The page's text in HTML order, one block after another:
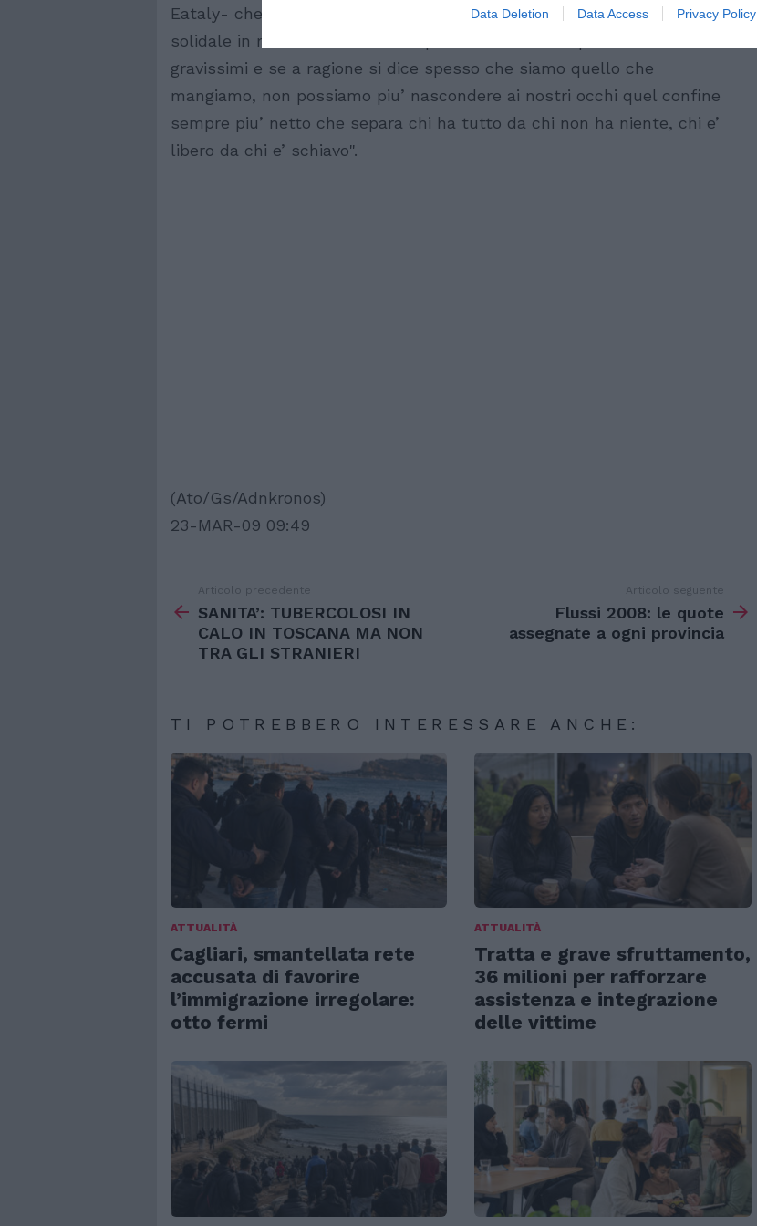
Data Deletion Data Access Privacy Policy
Eataly- che tra un bicchiere di vino biologico e un risotto equo e
solidale in molti avranno lo scrupolo i riflettere su questi fatti
gravissimi e se a ragione si dice spesso che siamo quello che
mangiamo, non possiamo piu’ nascondere ai nostri occhi quel confine
sempre piu’ netto che separa chi ha tutto da chi non ha niente, chi e’
libero da chi e’ schiavo".
(Ato/Gs/Adnkronos)
23-MAR-09 09:49
di
Articolo precedente
SANITA’: TUBERCOLOSI IN
CALO IN TOSCANA MA NON
TRA GLI STRANIERI
Articolo seguente
Flussi 2008: le quote
assegnate a ogni provincia
TI POTREBBERO INTERESSARE ANCHE:
ATTUALITÀ
Cagliari, smantellata rete
accusata di favorire
l’immigrazione irregolare:
otto fermi
ATTUALITÀ
Tratta e grave sfruttamento,
36 milioni per rafforzare
assistenza e integrazione
delle vittime